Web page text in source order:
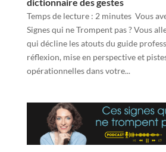
Temps de lecture : 2 minutes Vous
Signes qui ne Trompent pas ? Vous
qui décline les atouts du guide
réflexion, mise en perspective et
opérationnelles dans votre...